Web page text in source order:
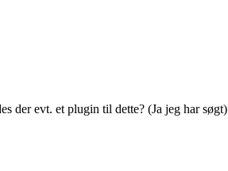
der evt. et plugin til dette? (Ja jeg har søgt)